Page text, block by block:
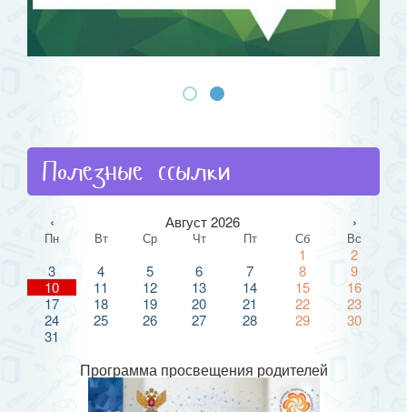
Полезные ссылки
‹ Август 2026 ›
Пн Вт Ср Чт Пт Сб Вс
1
2
3
4 5 6 7 8
9
10
11 12 13 14 15
16
17
18 19 20 21 22
23
24
25 26 27 28 29
30
31
Программа просвещения родителей